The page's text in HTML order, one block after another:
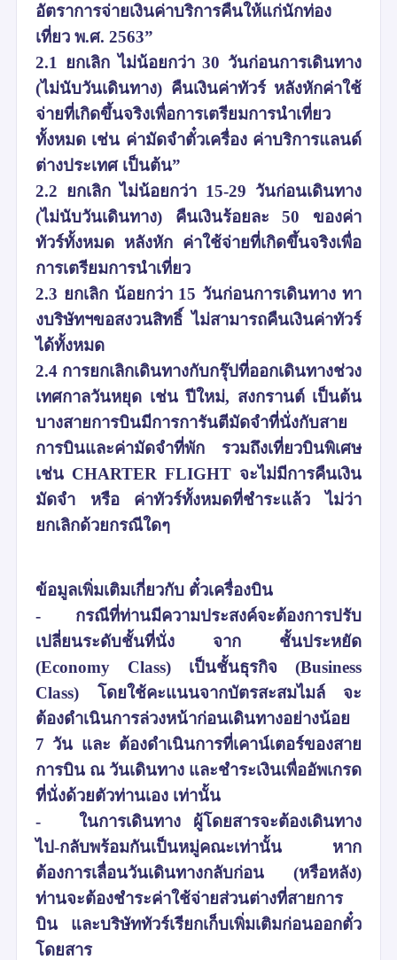
อัตราการจ่ายเงินค่าบริการคืนให้แก่นักท่อง
เที่ยว พ.ศ. 2563”
2.1 ยกเลิก ไม่น้อยกว่า 30 วันก่อนการเดินทาง
(ไม่นับวันเดินทาง) คืนเงินค่าทัวร์ หลังหักค่าใช้
จ่ายที่เกิดขึ้นจริงเพื่อการเตรียมการนำเที่ยว
ทั้งหมด เช่น ค่ามัดจำตั๋วเครื่อง ค่าบริการแลนด์
ต่างประเทศ เป็นต้น”
2.2 ยกเลิก ไม่น้อยกว่า 15-29 วันก่อนเดินทาง
(ไม่นับวันเดินทาง) คืนเงินร้อยละ 50 ของค่า
ทัวร์ทั้งหมด หลังหัก ค่าใช้จ่ายที่เกิดขึ้นจริงเพื่อ
การเตรียมการนำเที่ยว
2.3 ยกเลิก น้อยกว่า 15 วันก่อนการเดินทาง ทา
งบริษัทฯขอสงวนสิทธิ์ ไม่สามารถคืนเงินค่าทัวร์
ได้ทั้งหมด
2.4 การยกเลิกเดินทางกับกรุ๊ปที่ออกเดินทางช่วง
เทศกาลวันหยุด เช่น ปีใหม่, สงกรานต์ เป็นต้น
บางสายการบินมีการการันตีมัดจำที่นั่งกับสาย
การบินและค่ามัดจำที่พัก รวมถึงเที่ยวบินพิเศษ
เช่น CHARTER FLIGHT จะไม่มีการคืนเงิน
มัดจำ หรือ ค่าทัวร์ทั้งหมดที่ชำระแล้ว ไม่ว่า
ยกเลิกด้วยกรณีใดๆ
ข้อมูลเพิ่มเติมเกี่ยวกับ ตั๋วเครื่องบิน
-
กรณีที่ท่านมีความประสงค์จะต้องการปรับ
เปลี่ยนระดับชั้นที่นั่ง จาก ชั้นประหยัด
(Economy Class) เป็นชั้นธุรกิจ (Business
Class) โดยใช้คะแนนจากบัตรสะสมไมล์ จะ
ต้องดำเนินการล่วงหน้าก่อนเดินทางอย่างน้อย
7 วัน และ ต้องดำเนินการที่เคาน์เตอร์ของสาย
การบิน ณ วันเดินทาง และชำระเงินเพื่ออัพเกรด
ที่นั่งด้วยตัวท่านเอง เท่านั้น
-
ในการเดินทาง ผู้โดยสารจะต้องเดินทาง
ไป-กลับพร้อมกันเป็นหมู่คณะเท่านั้น หาก
ต้องการเลื่อนวันเดินทางกลับก่อน (หรือหลัง)
ท่านจะต้องชำระค่าใช้จ่ายส่วนต่างที่สายการ
บิน และบริษัททัวร์เรียกเก็บเพิ่มเติมก่อนออกตั๋ว
โดยสาร